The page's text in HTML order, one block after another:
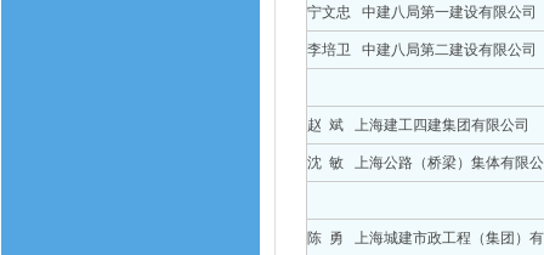
宁文忠 中建八局第一建设有限公司
李培卫 中建八局第二建设有限公司
赵 斌 上海建工四建集团有限公司
沈 敏 上海公路（桥梁）集体有限
陈 勇 上海城建市政工程（集团）